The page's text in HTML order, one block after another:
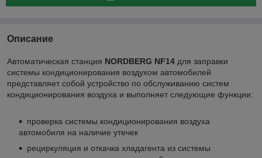
Описание
Автоматическая станция NORDBERG NF14 для заправки
системы кондиционирования воздухом автомобилей
представляет собой устройство по обслуживанию систем
кондиционирования воздуха и выполняет следующие функции:
проверка системы кондиционирования воздуха
автомобиля на наличие утечек
рециркуляция и откачка хладагента из системы